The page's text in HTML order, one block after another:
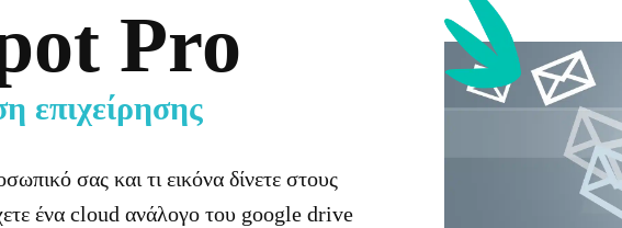
Pro
επιχείρησης
σας και τι εικόνα δίνετε στους
ένα cloud ανάλογο του google drive